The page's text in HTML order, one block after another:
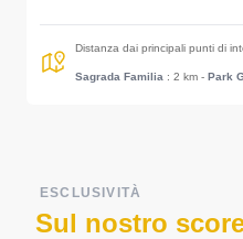
Distanza dai principali punti di
Sagrada Familia : 2 km - Park
ESCLUSIVITÀ
Sul nostro